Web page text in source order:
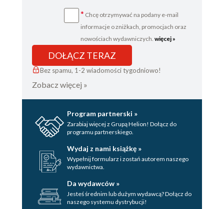
* Chcę otrzymywać na podany e-mail
informacje o zniżkach, promocjach oraz
nowościach wydawniczych. więcej »
DOŁĄCZ TERAZ
Bez spamu, 1-2 wiadomości tygodniowo!
Zobacz więcej »
Program partnerski »
Zarabiaj więcej z Grupą Helion! Dołącz do
programu partnerskiego.
Wydaj z nami książkę »
Wypełnij formularz i zostań autorem naszego
wydawnictwa.
Da wydawców »
Jesteś średnim lub dużym wydawcą? Dołącz do
naszego systemu dystrybucji!